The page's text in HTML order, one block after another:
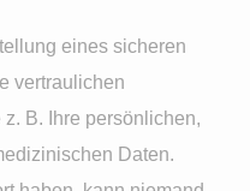
eines sicheren
vertraulichen
z. B. Ihre persönlichen,
Daten.